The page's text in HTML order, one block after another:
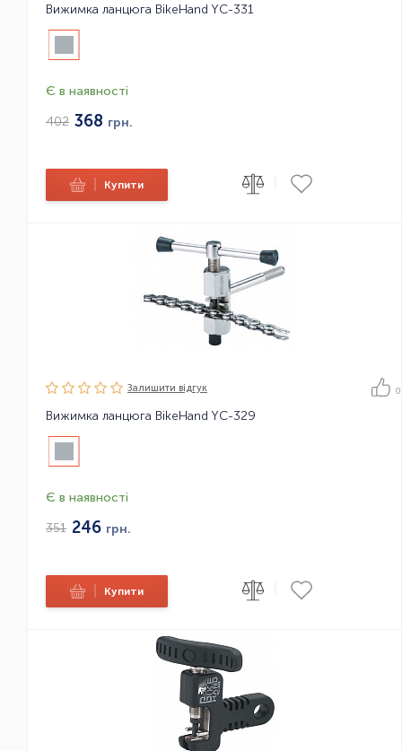
Вижимка ланцюга BikeHand YC-331
Є в наявності
402 368 грн.
Купити
Залишити вiдгук 0
Вижимка ланцюга BikeHand YC-329
Є в наявності
351 246 грн.
Купити